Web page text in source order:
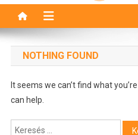
NOTHING FOUND
It seems we can’t find what
can help.
Keresés: